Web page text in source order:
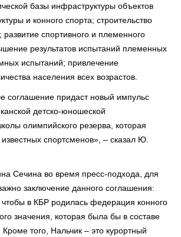
базы инфраструктуры объектов
и конного спорта; строительство
спортивного и племенного
результатов испытаний племенных
испытаний; привлечение
населения всех возрастов.
соглашение придаст новый импульс
детско-юношеской
олимпийского резерва, которая
спортсменов», – сказал Ю.
Сечина во время пресс-подхода, для
заключение данного соглашения:
в КБР родилась федерация конного
значения, которая была бы в составе
того, Нальчик – это курортный